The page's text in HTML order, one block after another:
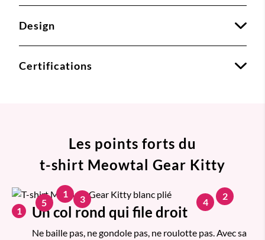
Design
Certifications
Les points forts du
t-shirt Meowtal Gear Kitty
1 Un col rond qui file droit
Ne baille pas, ne gondole pas, ne roulotte pas. Avec sa
1 2
3 4
5